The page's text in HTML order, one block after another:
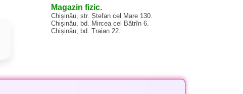
Magazin fizic.
Chișinău, str. Ștefan cel Mare 130.
Chișinău, bd. Mircea cel Bătrîn 6.
Chișinău, bd. Traian 22.